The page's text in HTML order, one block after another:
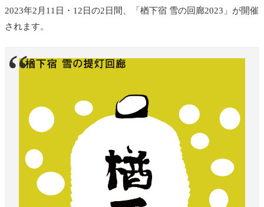
2023年2月11日・12日の2日間、「楢下宿 雪の回廊2023」が開催
されます。